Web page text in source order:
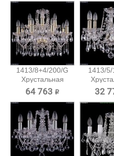
1413/8+4/200/G
Хрустальная
подвесная...
64 763 ₽
1413/5/
32